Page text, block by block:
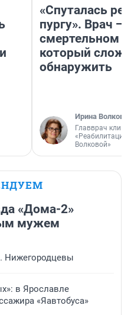
«Спуталась
пургу». Врач —
смертельном
который
обнаружить
Ирина Волкова
Главврач
«Реабилитация
Волковой»
«Дома-2»
мужем
Нижегородцевы
в Ярославле
«Яавтобуса»